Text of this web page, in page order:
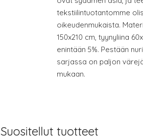
tekstiilintuotantomme
oikeudenmukaista.
150x210 cm, tyynyliina
enintään 5%. Pestään
sarjassa on paljon
mukaan.
Suositellut tuotteet